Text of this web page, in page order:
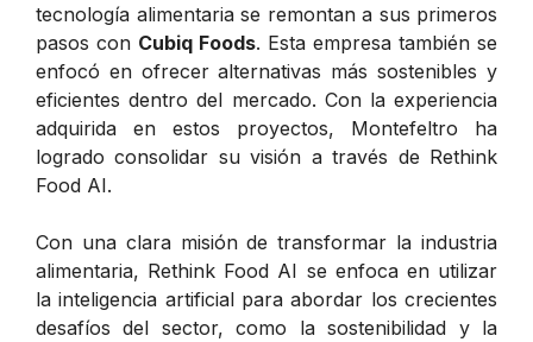
tecnología alimentaria se remontan a sus primeros
pasos con Cubiq Foods. Esta empresa también se
enfocó en ofrecer alternativas más sostenibles y
eficientes dentro del mercado. Con la experiencia
adquirida en estos proyectos, Montefeltro ha
logrado consolidar su visión a través de Rethink
Food AI.
Con una clara misión de transformar la industria
alimentaria, Rethink Food AI se enfoca en utilizar
la inteligencia artificial para abordar los crecientes
desafíos del sector, como la sostenibilidad y la